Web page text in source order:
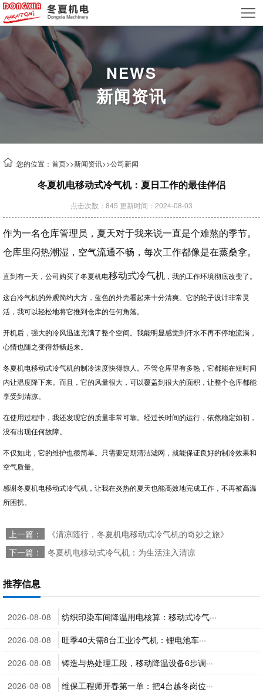
首
页
关
我
品
心
新
资
例
持
我
们
赁
业
务
NEWS
新闻资讯
您的位置： 首页>>新闻资讯>>公司新闻
冬夏机电移动式冷气机：夏日工作的最佳伴侣
点击次数：845 更新时间：2024-08-03
作为一名仓库管理员，夏天对于我来说一直是个难熬的季节。
仓库里闷热潮湿，空气流通不畅，每次工作都像是在蒸桑拿。
直到有一天，公司购买了冬夏机电移动式冷气机 ，我的工作环境彻底改变了。
这台冷气机的外观简约大方，蓝色的外壳看起来十分清爽。它的轮子设计非常灵
活，我可以轻松地将它推到仓库的任何角落。
开机后，强大的冷风迅速充满了整个空间。我能明显感觉到汗水不再不停地流淌，
心情也随之变得舒畅起来。
冬夏机电移动式冷气机的制冷速度快得惊人。不管仓库里有多热，它都能在短时间
内让温度降下来。而且，它的风量很大，可以覆盖到很大的面积，让整个仓库都能
享受到清凉。
在使用过程中，我还发现它的质量非常可靠。经过长时间的运行，依然稳定如初，
没有出现任何故障。
不仅如此，它的维护也很简单。只需要定期清洁滤网，就能保证良好的制冷效果和
空气质量。
感谢冬夏机电移动式冷气机，让我在炎热的夏天也能高效地完成工作，不再被高温
所困扰。
上一篇：
《清凉随行，冬夏机电移动式冷气机的奇妙之旅》
下一篇：
冬夏机电移动式冷气机：为生活注入清凉
推荐信息
2026-08-08
纺织印染车间降温用电核算：移动式冷气···
2026-08-08
旺季40天需8台工业冷气机：锂电池车···
2026-08-08
铸造与热处理工段，移动降温设备6步调···
2026-08-08
维保工程师开春第一单：把4台越冬岗位···